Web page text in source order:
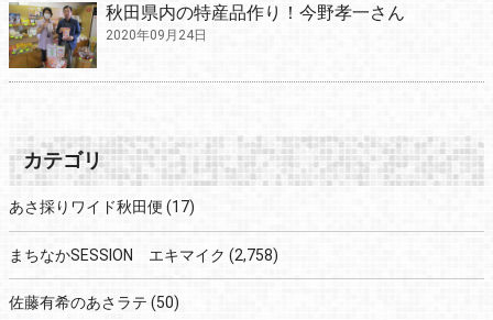
秋田県内の特産品作り！今野孝一さん
2020年09月24日
カテゴリ
あさ採りワイド秋田便 (17)
まちなかSESSION エキマイク (2,758)
佐藤有希のあさラテ (50)